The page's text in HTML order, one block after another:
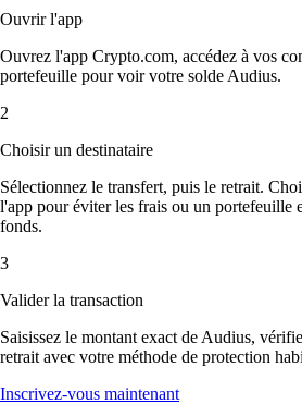
Ouvrir l'app
Ouvrez l'app Crypto.com, accédez à vos
portefeuille pour voir votre solde Audius.
2
Choisir un destinataire
Sélectionnez le transfert, puis le retrait.
l'app pour éviter les frais ou un portefeuille
fonds.
3
Valider la transaction
Saisissez le montant exact de Audius,
retrait avec votre méthode de protection
Inscrivez-vous maintenant